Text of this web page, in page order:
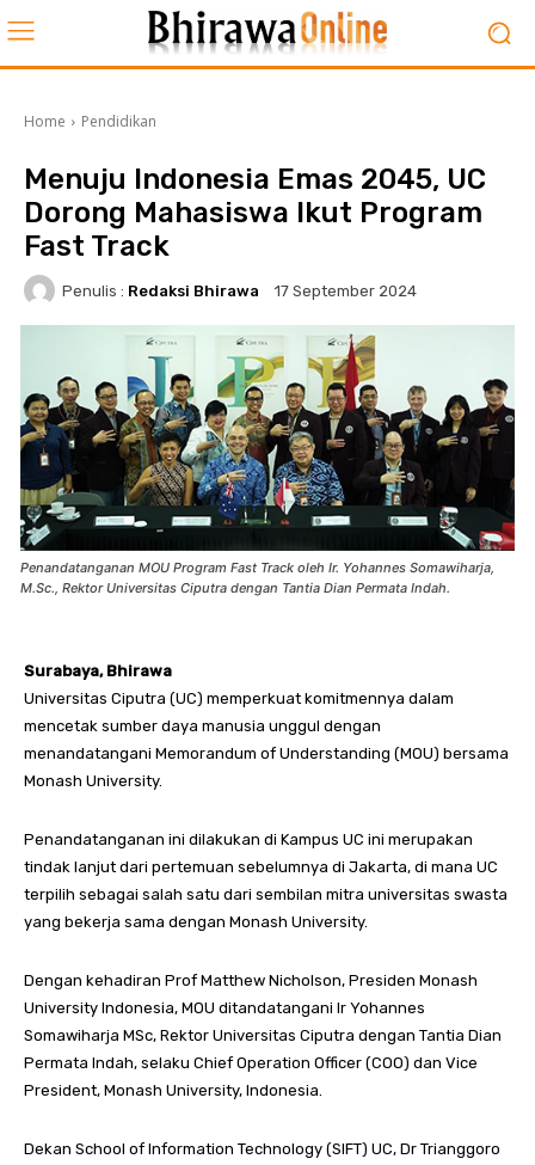
Home Pendidikan
Menuju Indonesia Emas 2045, UC
Dorong Mahasiswa Ikut Program
Fast Track
Penulis : Redaksi Bhirawa 17 September 2024
Penandatanganan MOU Program Fast Track oleh Ir. Yohannes Somawiharja,
M.Sc., Rektor Universitas Ciputra dengan Tantia Dian Permata Indah.
Surabaya, Bhirawa
Universitas Ciputra (UC) memperkuat komitmennya dalam
mencetak sumber daya manusia unggul dengan
menandatangani Memorandum of Understanding (MOU) bersama
Monash University.
Penandatanganan ini dilakukan di Kampus UC ini merupakan
tindak lanjut dari pertemuan sebelumnya di Jakarta, di mana UC
terpilih sebagai salah satu dari sembilan mitra universitas swasta
yang bekerja sama dengan Monash University.
Dengan kehadiran Prof Matthew Nicholson, Presiden Monash
University Indonesia, MOU ditandatangani Ir Yohannes
Somawiharja MSc, Rektor Universitas Ciputra dengan Tantia Dian
Permata Indah, selaku Chief Operation Officer (COO) dan Vice
President, Monash University, Indonesia.
Dekan School of Information Technology (SIFT) UC, Dr Trianggoro